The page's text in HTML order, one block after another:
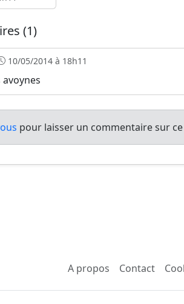
(1)
10/05/2014 à 18h11
pour laisser un commentaire sur ce
A propos Contact